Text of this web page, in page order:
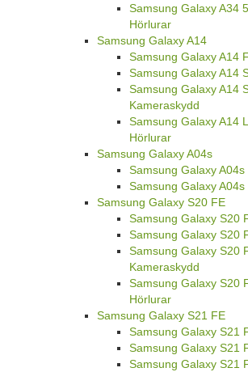
Samsung Galaxy A34
Hörlurar
Samsung Galaxy A14
Samsung Galaxy A14
Samsung Galaxy A14
Samsung Galaxy A14
Kameraskydd
Samsung Galaxy A14
Hörlurar
Samsung Galaxy A04s
Samsung Galaxy
Samsung Galaxy A04s
Samsung Galaxy S20 FE
Samsung Galaxy S20
Samsung Galaxy S20
Samsung Galaxy S20
Kameraskydd
Samsung Galaxy S20
Hörlurar
Samsung Galaxy S21 FE
Samsung Galaxy S21
Samsung Galaxy S21
Samsung Galaxy S21